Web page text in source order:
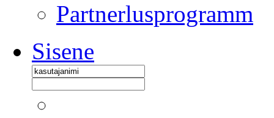
Partnerlusprogramm
Sisene